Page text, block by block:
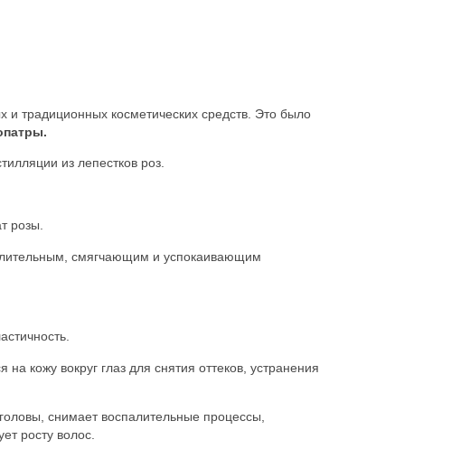
и традиционных косметических средств. Это было
из лепестков роз.
розы.
смягчающим и успокаивающим
кожу вокруг глаз для снятия оттеков, устранения
снимает воспалительные процессы,
росту волос.